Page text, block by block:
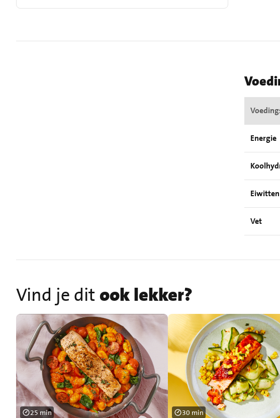
Energie
Eiwitten
Vet
Vind je ditook lekker?
25 min 30 min